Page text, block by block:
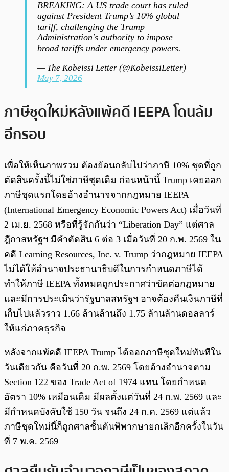
BREAKING: A US trade court has ruled
against President Trump’s 10% global
tariff, challenging the Trump
Administration's authority to impose
broad tariffs under emergency powers.
— The Kobeissi Letter (@KobeissiLetter)
May 7, 2026
ภาษีชุดใหม่หลังแพ้คดี IEEPA โดนล้ม
อีกรอบ
เพื่อให้เห็นภาพรวม ต้องย้อนกลับไปว่าภาษี 10% ชุดที่ถูก
ตัดสินครั้งนี้ไม่ใช่ภาษีชุดเดิม ก่อนหน้านี้ Trump เคยออก
ภาษีชุดแรกโดยอ้างอำนาจจากกฎหมาย IEEPA
(International Emergency Economic Powers Act) เมื่อวันที่
2 เม.ย. 2568 หรือที่รู้จักกันว่า “Liberation Day” แต่ศาล
ฎีกาสหรัฐฯ มีคำตัดสิน 6 ต่อ 3 เมื่อวันที่ 20 ก.พ. 2569 ใน
คดี Learning Resources, Inc. v. Trump ว่ากฎหมาย IEEPA
ไม่ได้ให้อำนาจประธานาธิบดีในการกำหนดภาษีได้
ทำให้ภาษี IEEPA ทั้งหมดถูกประกาศว่าขัดต่อกฎหมาย
และมีการประเมินว่ารัฐบาลสหรัฐฯ อาจต้องคืนเงินภาษีที่
เก็บไปแล้วราว 1.66 ล้านล้านถึง 1.75 ล้านล้านดอลลาร์
ให้แก่ภาคธุรกิจ
หลังจากแพ้คดี IEEPA Trump ได้ออกภาษีชุดใหม่ทันทีใน
วันเดียวกัน คือวันที่ 20 ก.พ. 2569 โดยอ้างอำนาจตาม
Section 122 ของ Trade Act of 1974 แทน โดยกำหนด
อัตรา 10% เหมือนเดิม มีผลตั้งแต่วันที่ 24 ก.พ. 2569 และ
มีกำหนดบังคับใช้ 150 วัน จนถึง 24 ก.ค. 2569 แต่แล้ว
ภาษีชุดใหม่นี้ก็ถูกศาลชั้นต้นพิพากษายกเลิกอีกครั้งในวัน
ที่ 7 พ.ค. 2569